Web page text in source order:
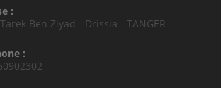
:
Ben Ziyad - Drissia - TANGER
: